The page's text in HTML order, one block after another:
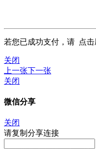
若您已成功支付，请 点
关闭
上一张下一张
关闭
微信分享
关闭
请复制分享连接